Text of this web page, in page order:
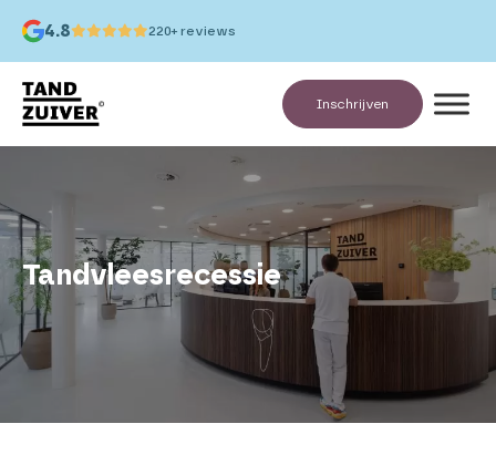
4.8 220+ reviews
Inschrijven
Tandvleesrecessie